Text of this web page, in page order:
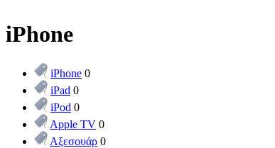
iPhone
iPhone 0
iPad 0
iPod 0
Apple TV 0
Αξεσουάρ 0